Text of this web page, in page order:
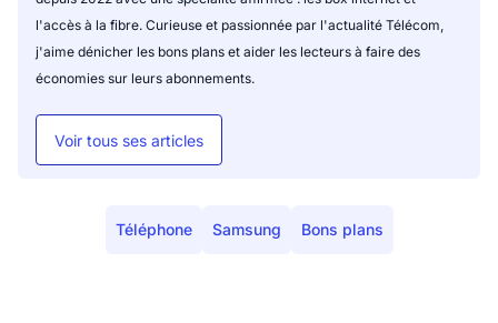
l'accès à la fibre. Curieuse et passionnée par l'actualité Télécom,
j'aime dénicher les bons plans et aider les lecteurs à faire des
économies sur leurs abonnements.
Voir tous ses articles
Téléphone Samsung Bons plans